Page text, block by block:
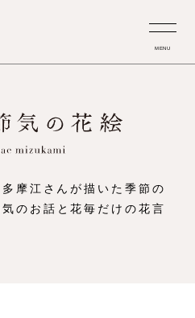
MENU
摩江さんが描いた季節の
のお話と花毎だけの花言